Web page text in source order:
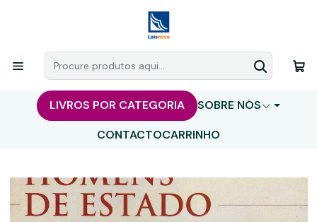
LIVROS POR CATEGORIA
SOBRE NÓS
CONTACTOCARRINHO